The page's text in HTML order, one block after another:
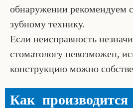
обнаружении рекомендуем
зубному технику.
Если неисправность
стоматологу невозможен,
конструкцию можно
Как